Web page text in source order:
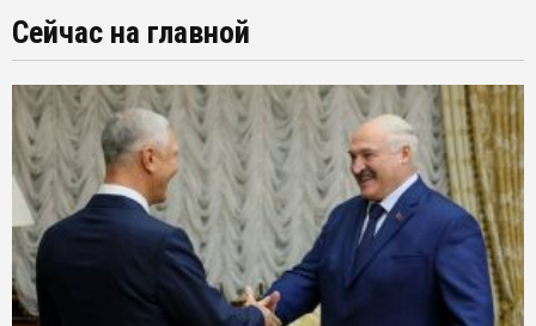
Сейчас на главной